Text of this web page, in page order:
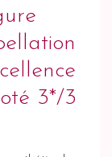
3*/3